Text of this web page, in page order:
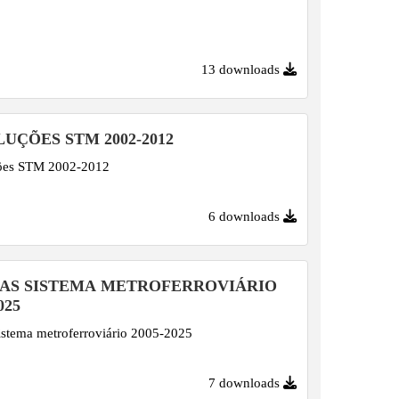
13 downloads
STM 2002-2012
STM 2002-2012
6 downloads
SISTEMA METROFERROVIÁRIO
metroferroviário 2005-2025
7 downloads